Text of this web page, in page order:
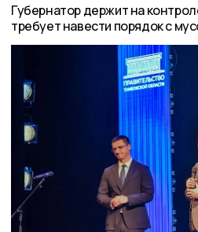
Губернатор держит на
требует навести порядок с